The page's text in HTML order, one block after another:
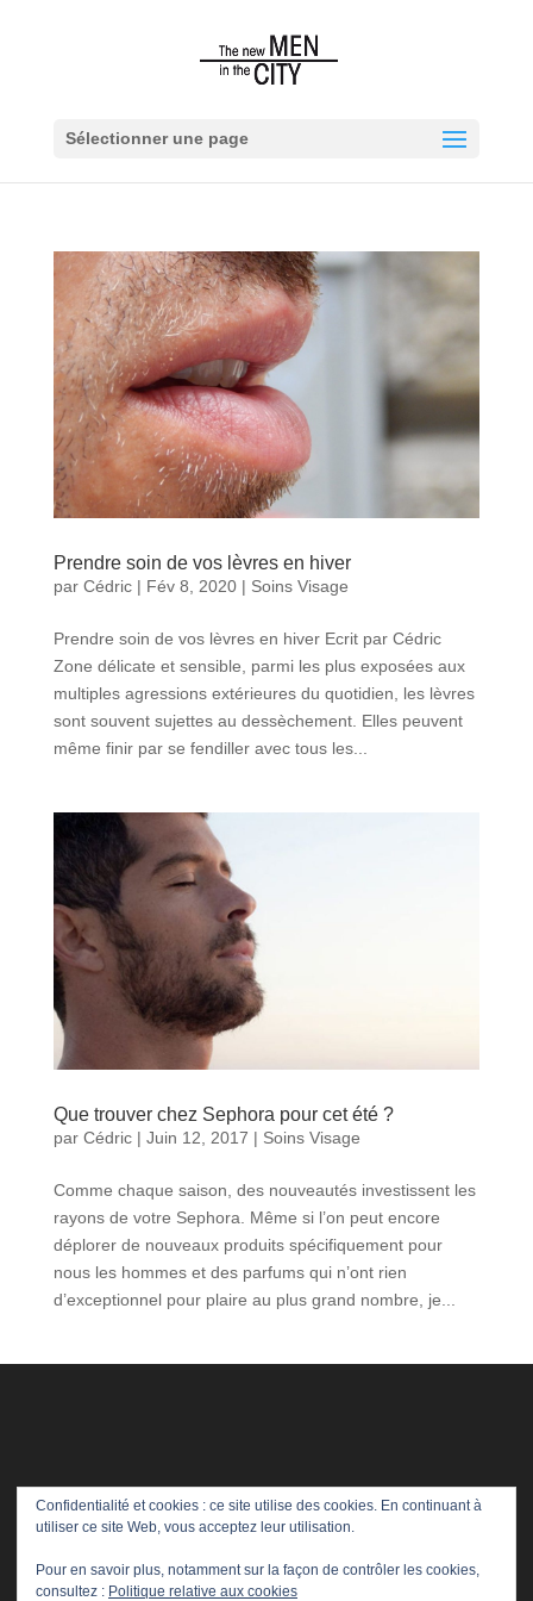
Sélectionner une page
Prendre soin de vos lèvres en hiver
par Cédric| Fév 8, 2020| Soins Visage
Prendre soin de vos lèvres en hiver Ecrit par Cédric
Zone délicate et sensible, parmi les plus exposées aux
multiples agressions extérieures du quotidien, les lèvres
sont souvent sujettes au dessèchement. Elles peuvent
même finir par se fendiller avec tous les...
Que trouver chez Sephora pour cet été ?
par Cédric| Juin 12, 2017 | Soins Visage
Comme chaque saison, des nouveautés investissent les
rayons de votre Sephora. Même si l’on peut encore
déplorer de nouveaux produits spécifiquement pour
nous les hommes et des parfums qui n’ont rien
d’exceptionnel pour plaire au plus grand nombre, je...
Confidentialité et cookies : ce site utilise des cookies. En continuant à
utiliser ce site Web, vous acceptez leur utilisation.
Pour en savoir plus, notamment sur la façon de contrôler les cookies,
consultez : Politique relative aux cookies